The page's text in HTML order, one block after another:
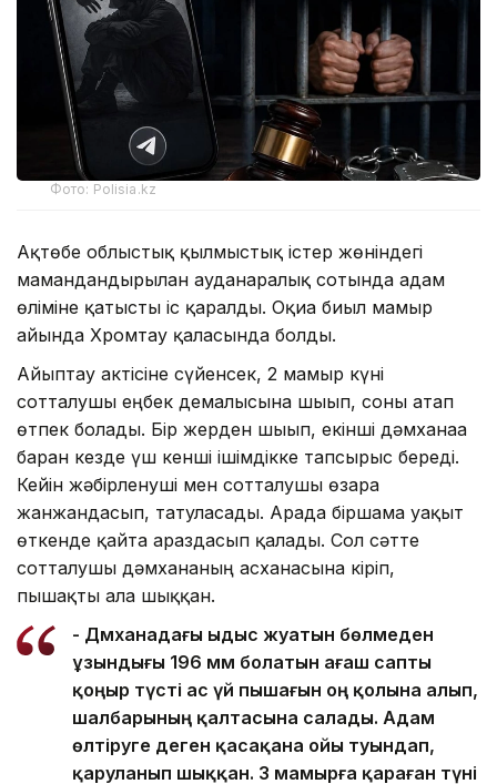
Фото: Polisia.kz
Ақтөбе облыстық қылмыстық істер жөніндегі
мамандандырылған ауданаралық сотында адам
өліміне қатысты іс қаралды. Оқиға биыл мамыр
айында Хромтау қаласында болды.
Айыптау актісіне сүйенсек, 2 мамыр күні
сотталушы еңбек демалысына шығып, соны атап
өтпек болады. Бір жерден шығып, екінші дәмханаға
барған кезде үш кенші ішімдікке тапсырыс береді.
Кейін жәбірленуші мен сотталушы өзара
жанжандасып, татуласады. Арада біршама уақыт
өткенде қайта араздасып қалады. Сол сәтте
сотталушы дәмхананың асханасына кіріп,
пышақты ала шыққан.
- Дәмханадағы ыдыс жуатын бөлмеден
ұзындығы 196 мм болатын ағаш сапты
қоңыр түсті ас үй пышағын оң қолына алып,
шалбарының қалтасына салады. Адам
өлтіруге деген қасақана ойы туындап,
қаруланып шыққан. 3 мамырға қараған түні